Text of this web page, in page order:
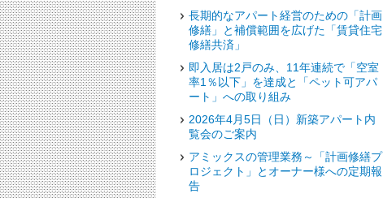
長期的なアパート経営のための「計画
修繕」と補償範囲を広げた「賃貸住宅
修繕共済」
即入居は2戸のみ、11年連続で「空室
率1％以下」を達成と「ペット可アパ
ート」への取り組み
2026年4月5日（日）新築アパート内
覧会のご案内
アミックスの管理業務～「計画修繕プ
ロジェクト」とオーナー様への定期報
告